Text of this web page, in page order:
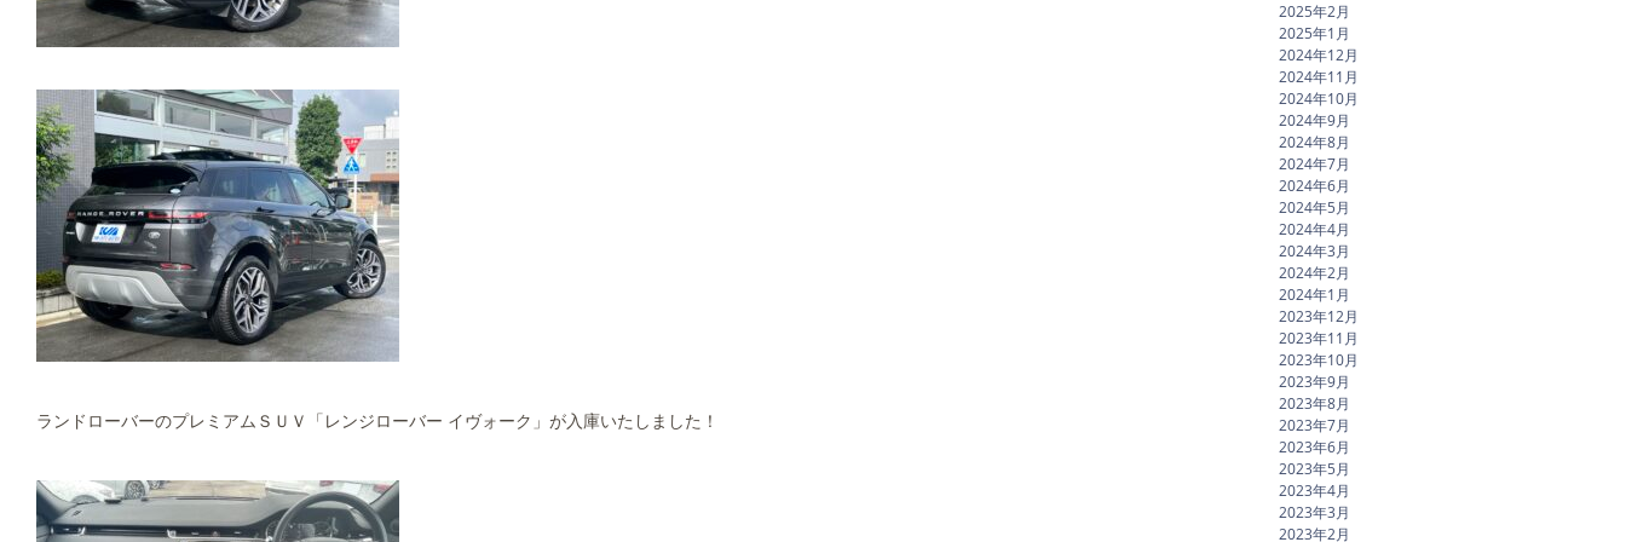
ランドローバーのプレミアムＳＵＶ「レンジローバー イヴォーク」が入庫いたしました！
2025年2月
2025年1月
2024年12月
2024年11月
2024年10月
2024年9月
2024年8月
2024年7月
2024年6月
2024年5月
2024年4月
2024年3月
2024年2月
2024年1月
2023年12月
2023年11月
2023年10月
2023年9月
2023年8月
2023年7月
2023年6月
2023年5月
2023年4月
2023年3月
2023年2月